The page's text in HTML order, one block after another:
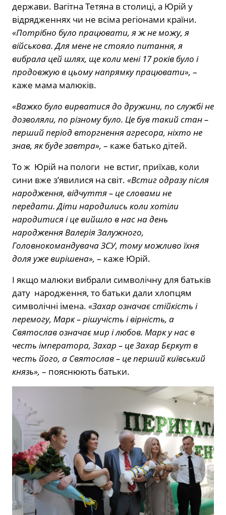
держави. Вагітна Тетяна в столиці, а Юрій у
відрядженнях чи не всіма регіонами країни.
«Потрібно було працювати, я ж не можу, я
військова. Для мене не стояло питання, я
вибрала цей шлях, ще коли мені 17 років було і
продовжую в цьому напрямку працювати», –
каже мама малюків.
«Важко було вирватися до дружини, по службі не
дозволяли, по різному було. Це був такий стан –
перший період вторгнення агресора, ніхто не
знав, як буде завтра», – каже батько дітей.
То ж Юрій на пологи не встиг, приїхав, коли
сини вже з’явилися на світ. «Встиг одразу після
народження, відчуття – це словами не
передати. Діти народились коли хотіли
народитися і це вийшло в нас на день
народження Валерія Залужного,
Головнокомандувача ЗСУ, тому можливо їхня
доля уже вирішена», – каже Юрій.
І якщо малюки вибрали символічну для батьків
дату народження, то батьки дали хлопцям
символічні імена. «Захар означає стійкість і
перемогу, Марк – рішучість і вірність, а
Святослав означає мир і любов. Марк у нас в
честь імператора, Захар – це Захар Бєркут в
честь його, а Святослав – це перший київський
князь», – пояснюють батьки.